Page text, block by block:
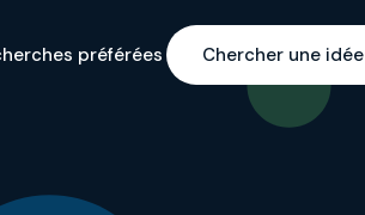
préférées Chercher une idée